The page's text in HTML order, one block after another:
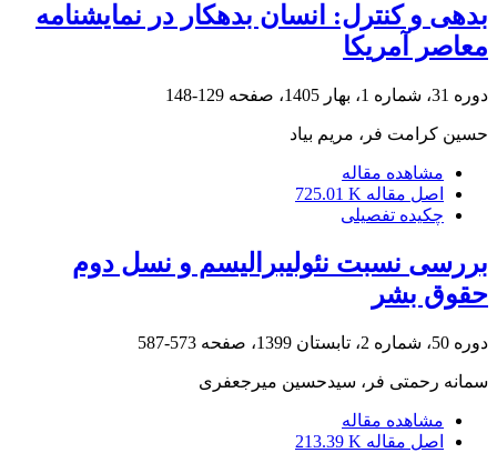
بدهی و کنترل: انسان بدهکار در نمایشنامه
معاصر آمریکا
دوره 31، شماره 1، بهار 1405، صفحه 129-148
حسین کرامت فر، مریم بیاد
مشاهده مقاله
اصل مقاله 725.01 K
چکیده تفصیلی
بررسی نسبت نئولیبرالیسم و نسل دوم
حقوق بشر
دوره 50، شماره 2، تابستان 1399، صفحه 573-587
سمانه رحمتی فر، سیدحسین میرجعفری
مشاهده مقاله
اصل مقاله 213.39 K